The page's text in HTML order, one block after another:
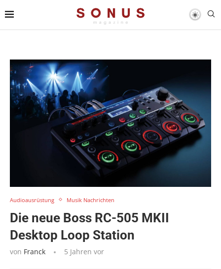
Audioausrüstung Musik Nachrichten
Die neue Boss RC-505 MKII
Desktop Loop Station
von Franck 5 Jahren vor